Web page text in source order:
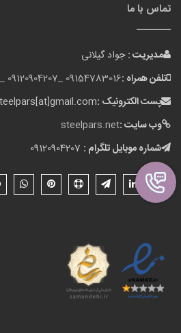
تماس با ما
مدیریت :جواد گیلانی
تلفن همراه :09154783016 _
09120904207 _
پست الکترونیک :
وب سایت :steelpars.net
شماره موبایل تلگرام :